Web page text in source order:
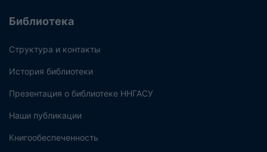
Библиотека
Структура и контакты
История библиотеки
Презентация о библиотеке ННГАСУ
Наши публикации
Книгообеспеченность